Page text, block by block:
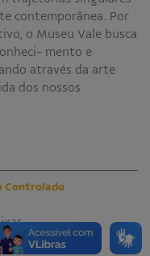
contemporânea. Por
o Museu Vale busca
mento e
através da arte
dos nossos
Controlado